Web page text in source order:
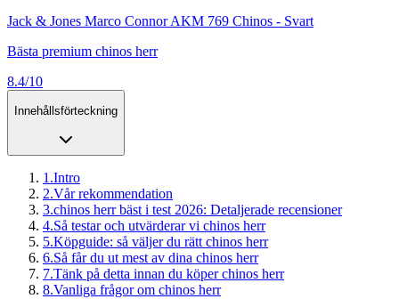
Jack & Jones Marco Connor AKM 769 Chinos - Svart
Bästa premium chinos herr
8.4/10
Innehållsförteckning
1 .Intro
2.Vår rekommendation
3.chinos herr bäst i test 2026: Detaljerade recensioner
4.Så testar och utvärderar vi chinos herr
5.Köpguide: så väljer du rätt chinos herr
6.Så får du ut mest av dina chinos herr
7.Tänk på detta innan du köper chinos herr
8.Vanliga frågor om chinos herr